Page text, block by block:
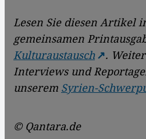
Lesen Sie diesen Artikel
gemeinsamen
Kulturaustausch
.
Interviews und
unserem Syrien-
© Qantara.de